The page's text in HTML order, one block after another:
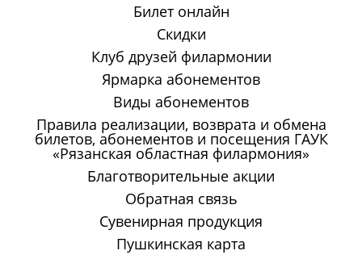
Билет онлайн
Скидки
Клуб друзей филармонии
Ярмарка абонементов
Виды абонементов
Правила реализации, возврата и обмена
билетов, абонементов и посещения ГАУК
«Рязанская областная филармония»
Благотворительные акции
Обратная связь
Сувенирная продукция
Пушкинская карта